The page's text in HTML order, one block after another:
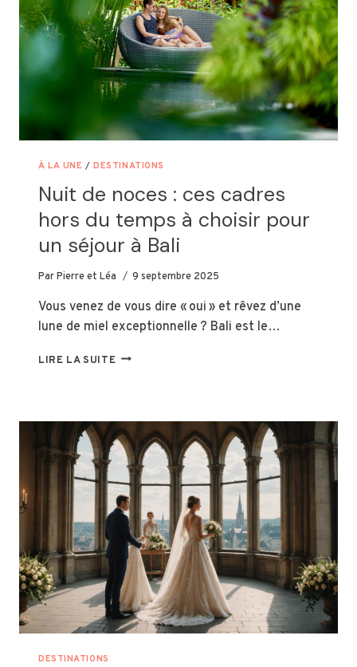
À LA UNE /DESTINATIONS
Nuit de noces : ces cadres
hors du temps à choisir pour
un séjour à Bali
ParPierre et Léa 9 septembre 2025
Vous venez de vous dire « oui » et rêvez d’une
lune de miel exceptionnelle ? Bali est le…
LIRE LA SUITE NUIT
CADRES
HORS
DU
TEMPS
À
CHOISIR
POUR
UN
SÉJOUR
BALI
DESTINATIONS